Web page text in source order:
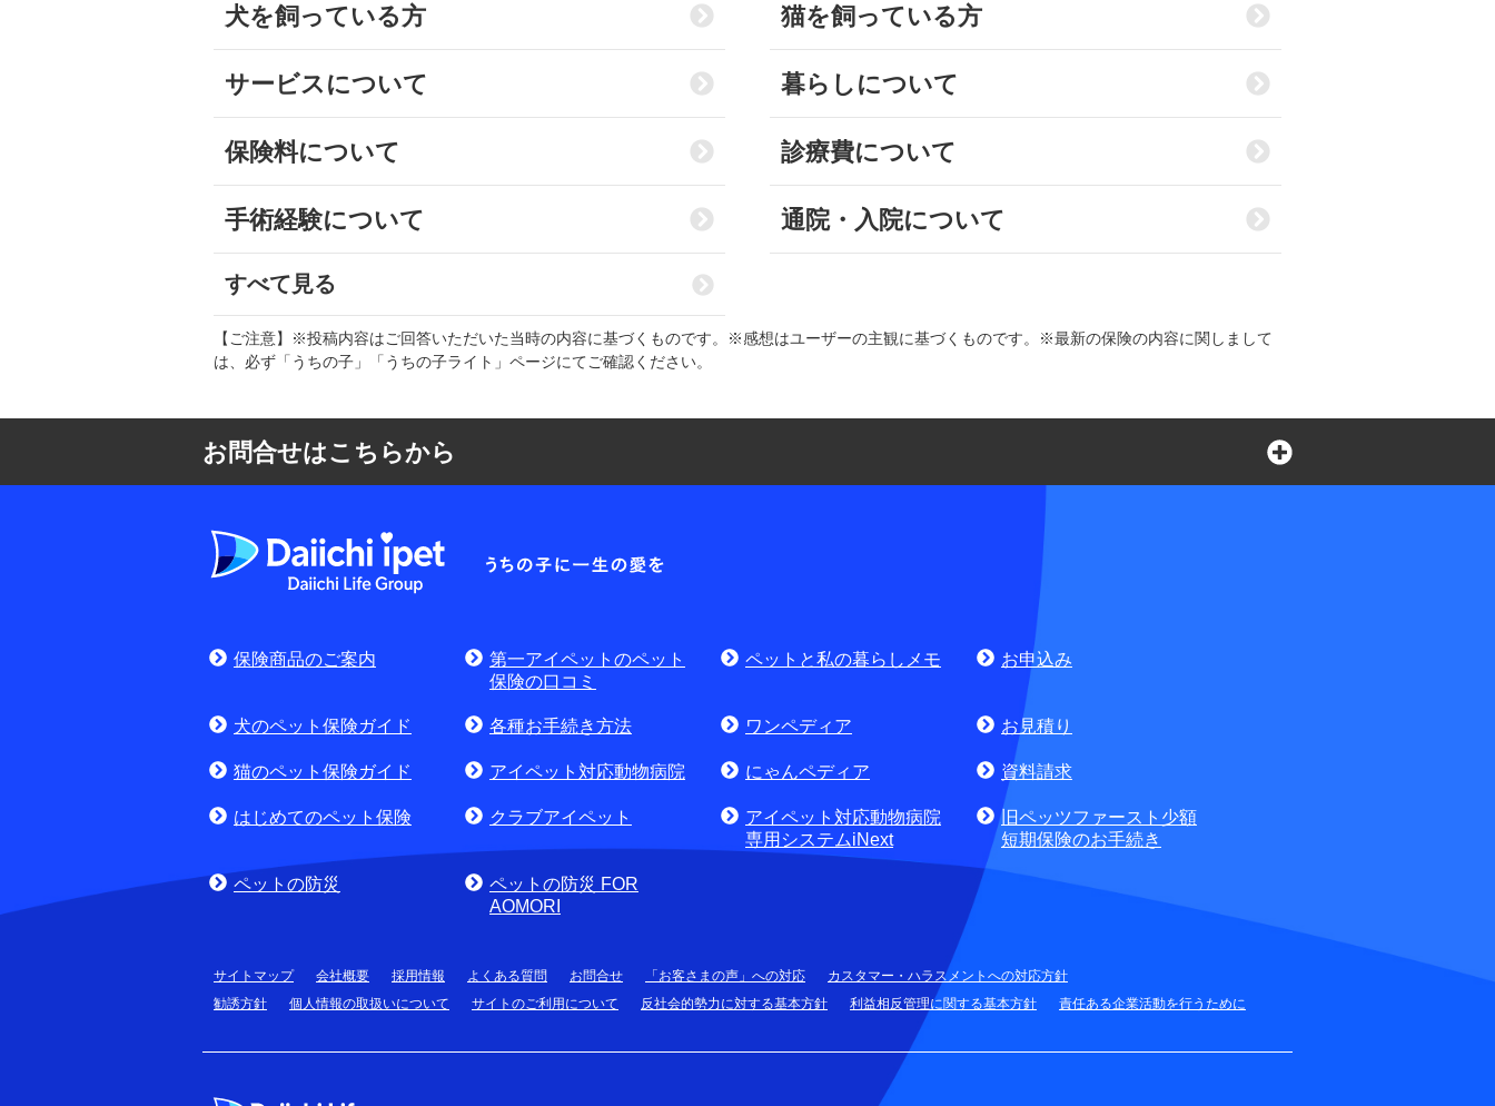
犬を飼っている方 猫を飼っている方
サービスについて 暮らしについて
保険料について 診療費について
手術経験について 通院・入院について
すべて見る
【ご注意】※投稿内容はご回答いただいた当時の内容に基づくものです。※感想はユーザーの主観に基づくものです。※最新の保険の内容に関しまして
は、必ず「うちの子」「うちの子ライト」ページにてご確認ください。
お問合せはこちらから
よくある質問
お問合せ窓口
(商品に関するお問合せ・資料請求)
お電話でのお問合せはこちら 通話無料
第一アイペット損害保険株式会社
保険商品のご案内
第一アイペットのペット
保険の口コミ
ペットと私の暮らしメモ お申込み
犬のペット保険ガイド 各種お手続き方法 ワンペディア お見積り
猫のペット保険ガイド アイペット対応動物病院 にゃんペディア 資料請求
はじめてのペット保険 クラブアイペット
アイペット対応動物病院
専用システムiNext
旧ペッツファースト少額
短期保険のお手続き
ペットの防災
ペットの防災 FOR
AOMORI
サイトマップ 会社概要 採用情報 よくある質問 お問合せ 「お客さまの声」への対応
カスタマー・ハラスメントへの対応方針
勧誘方針
個人情報の取扱いについて サイトのご利用について 反社会的勢力に対する基本方針 利益相反管理に関する基本方針 責任ある企業活動を行うために